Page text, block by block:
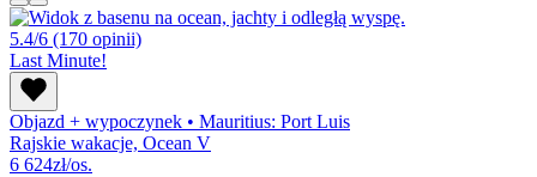
5.4/6 (170 opinii)
Last Minute!
Objazd + wypoczynek • Mauritius: Port Luis
Rajskie wakacje, Ocean V
6 624zł/os.